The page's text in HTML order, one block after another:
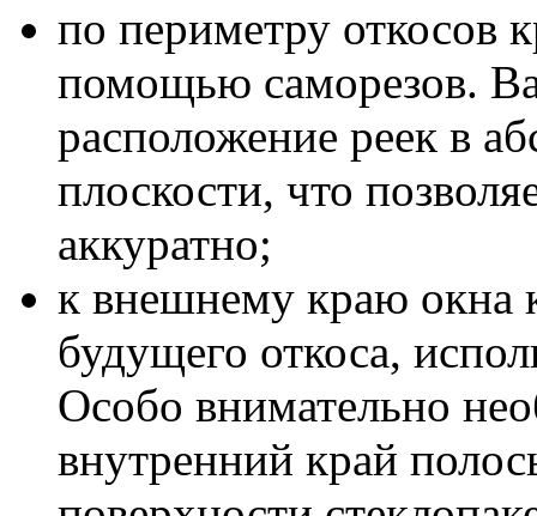
по периметру откосов
помощью саморезов.
расположение реек в
плоскости, что
аккуратно;
к внешнему краю окна
будущего откоса,
Особо внимательно
внутренний край